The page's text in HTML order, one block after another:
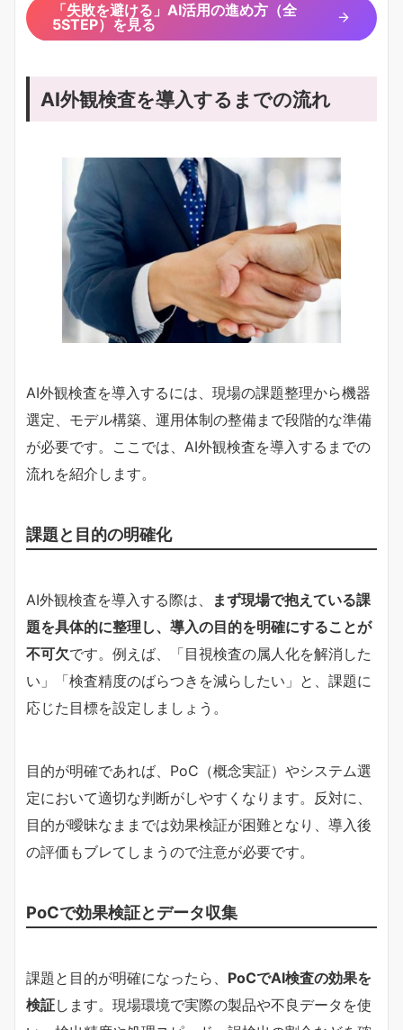
「失敗を避ける」AI活用の進め方（全
5STEP）を見る
AI外観検査を導入するまでの流れ
AI外観検査を導入するには、現場の課題整理から機器
選定、モデル構築、運用体制の整備まで段階的な準備
が必要です。ここでは、AI外観検査を導入するまでの
流れを紹介します。
課題と目的の明確化
AI外観検査を導入する際は、
まず現場で抱えている課
題を具体的に整理し、導入の目的を明確にすることが
不可欠です。例えば、「目視検査の属人化を解消した
い」「検査精度のばらつきを減らしたい」と、課題に
応じた目標を設定しましょう。
目的が明確であれば、PoC（概念実証）やシステム選
定において適切な判断がしやすくなります。反対に、
目的が曖昧なままでは効果検証が困難となり、導入後
の評価もブレてしまうので注意が必要です。
PoCで効果検証とデータ収集
課題と目的が明確になったら、 PoCでAI検査の効果を
検証します。現場環境で実際の製品や不良データを使